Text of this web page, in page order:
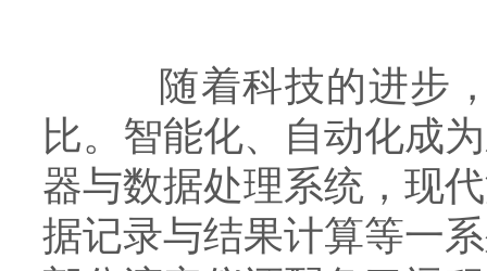
随着科技的进步，
比。智能化、自动化成
器与数据处理系统，现
据记录与结果计算等一